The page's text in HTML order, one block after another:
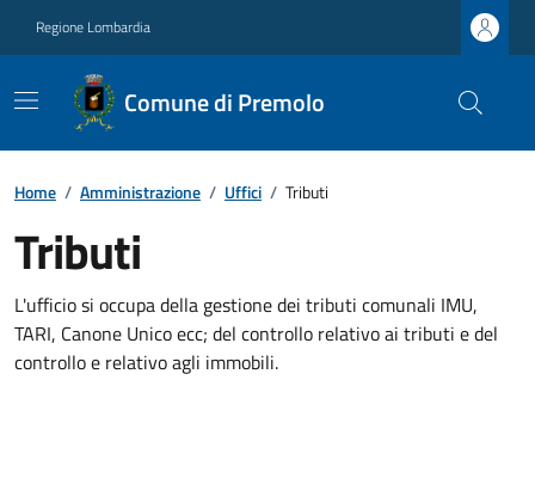
Regione Lombardia
Comune di Premolo
Home / Amministrazione / Uffici / Tributi
Tributi
L'ufficio si occupa della gestione dei tributi comunali IMU,
TARI, Canone Unico ecc; del controllo relativo ai tributi e del
controllo e relativo agli immobili.